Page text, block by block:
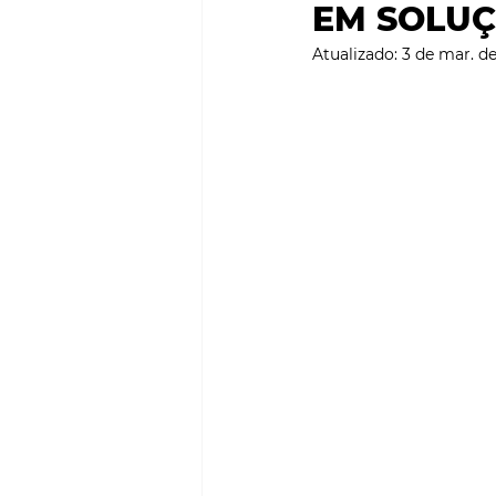
SMART CITIES &
EM
Atualizado: 3 de mar.